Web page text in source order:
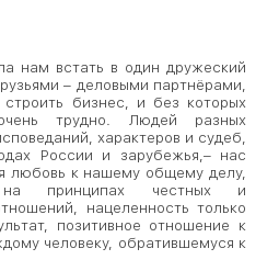
нам встать в один дружеский
– деловыми партнёрами,
бизнес, и без которых
трудно. Людей разных
характеров и судеб,
России и зарубежья,– нас
любовь к нашему общему делу,
на принципах честных и
нацеленность только
позитивное отношение к
человеку, обратившемуся к